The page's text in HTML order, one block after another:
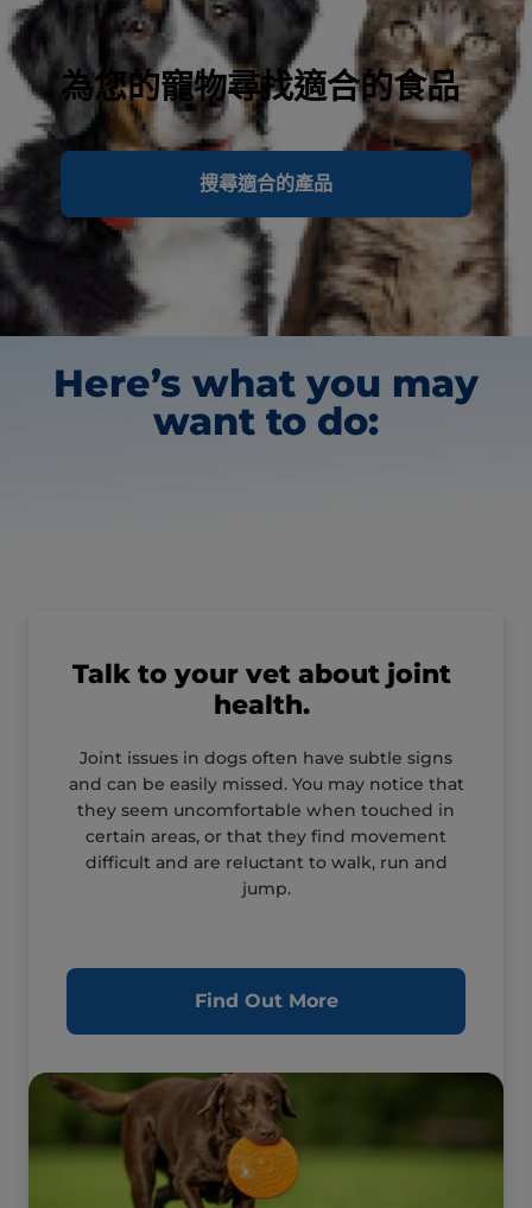
為您的寵物尋找適合的食品
搜尋適合的產品
Here’s what you may
want to do:
Talk to your vet about joint
health.
Joint issues in dogs often have subtle signs
and can be easily missed. You may notice that
they seem uncomfortable when touched in
certain areas, or that they find movement
difficult and are reluctant to walk, run and
jump.
Find Out More